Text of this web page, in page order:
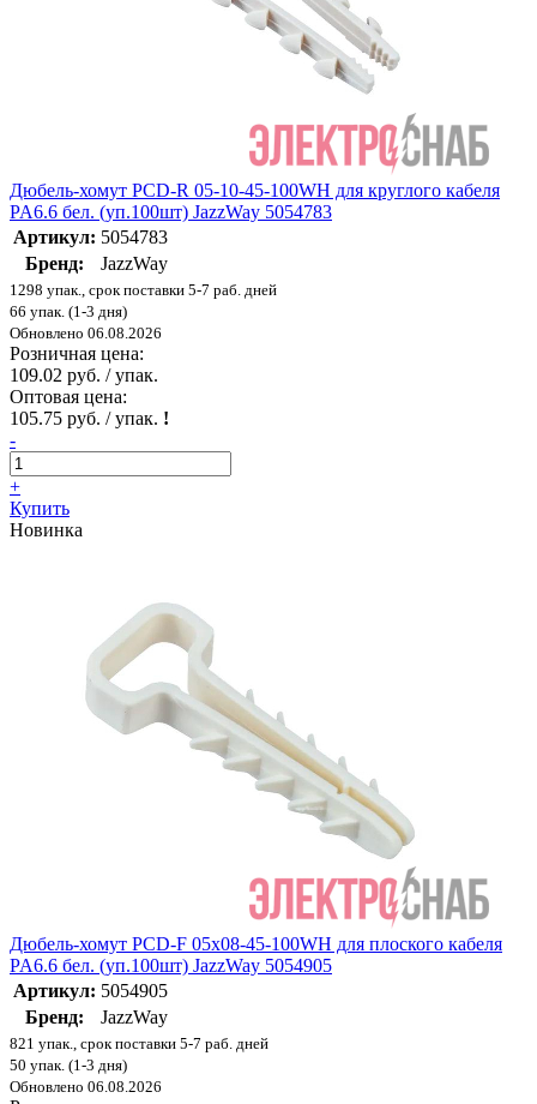
Дюбель-хомут PCD-R 05-10-45-100WH для круглого кабеля
PA6.6 бел. (уп.100шт) JazzWay 5054783
Артикул: 5054783
Бренд:
JazzWay
1298 упак., срок поставки 5-7 раб. дней
66 упак. (1-3 дня)
Обновлено 06.08.2026
Розничная цена:
109.02 руб. / упак.
Оптовая цена:
105.75 руб. / упак. !
-
+
Купить
Новинка
Дюбель-хомут PCD-F 05х08-45-100WH для плоского кабеля
PA6.6 бел. (уп.100шт) JazzWay 5054905
Артикул: 5054905
Бренд:
JazzWay
821 упак., срок поставки 5-7 раб. дней
50 упак. (1-3 дня)
Обновлено 06.08.2026